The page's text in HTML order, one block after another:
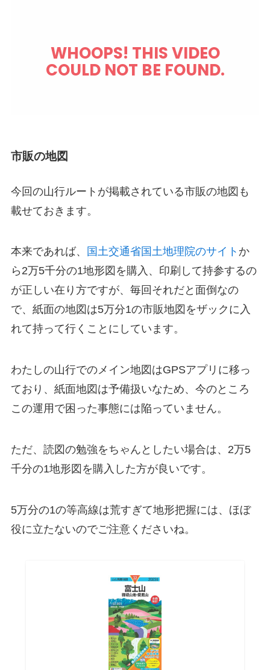
市販の地図
今回の山行ルートが掲載されている市販の地図も
載せておきます。
本来であれば、 国土交通省国土地理院のサイト か
ら2万5千分の1地形図を購入、印刷して持参するの
が正しい在り方ですが、毎回それだと面倒なの
で、紙面の地図は5万分1の市販地図をザックに入
れて持って行くことにしています。
わたしの山行でのメイン地図はGPSアプリに移っ
ており、紙面地図は予備扱いなため、今のところ
この運用で困った事態には陥っていません。
ただ、読図の勉強をちゃんとしたい場合は、2万5
千分の1地形図を購入した方が良いです。
5万分の1の等高線は荒すぎて地形把握には、ほぼ
役に立たないのでご注意くださいね。